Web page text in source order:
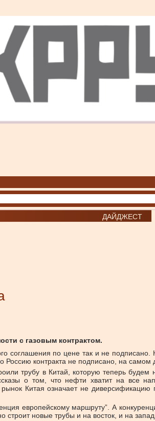
ДАЙДЖЕСТ
с газовым контрактом.
соглашения по цене так и не
контракта не подписано, на
трубу в Китай, которую теперь
о том, что нефти хватит на все
Китая означает не
европейскому маршруту”. А
новые трубы и на восток, и на